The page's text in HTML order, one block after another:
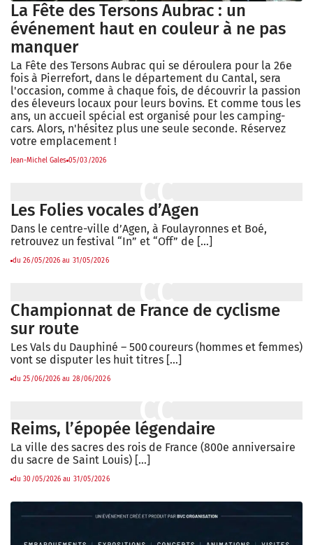
La Fête des Tersons Aubrac : un
événement haut en couleur à ne pas
manquer
La Fête des Tersons Aubrac qui se déroulera pour la 26e
fois à Pierrefort, dans le département du Cantal, sera
l'occasion, comme à chaque fois, de découvrir la passion
des éleveurs locaux pour leurs bovins. Et comme tous les
ans, un accueil spécial est organisé pour les camping-
cars. Alors, n'hésitez plus une seule seconde. Réservez
votre emplacement !
Jean-Michel Gales 05/03/2026
Les Folies vocales d’Agen
Dans le centre-ville d’Agen, à Foulayronnes et Boé,
retrouvez un festival “In” et “Off” de […]
du 26/05/2026 au 31/05/2026
Championnat de France de cyclisme
sur route
Les Vals du Dauphiné – 500 coureurs (hommes et femmes)
vont se disputer les huit titres […]
du 25/06/2026 au 28/06/2026
Reims, l’épopée légendaire
La ville des sacres des rois de France (800e anniversaire
du sacre de Saint Louis) […]
du 30/05/2026 au 31/05/2026